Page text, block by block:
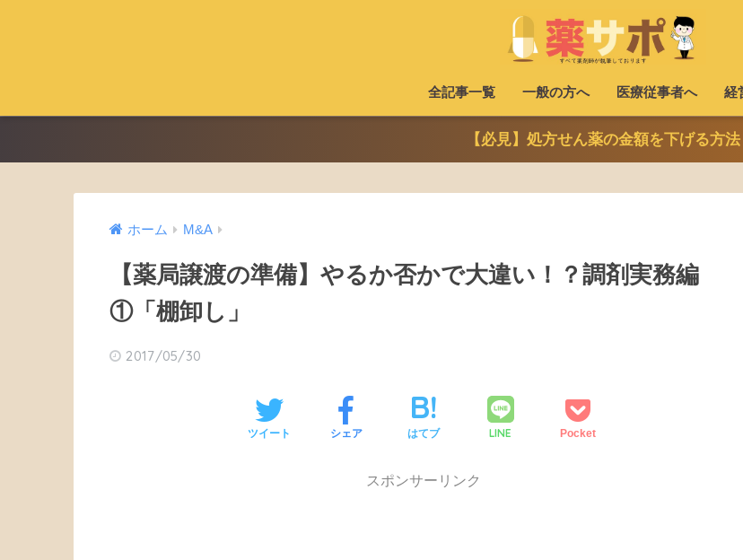
全記事一覧 一般の方へ 医療従事者へ 経
【必見】処方せん薬の金額を下げる方法
ホーム M&A
【薬局譲渡の準備】やるか否かで大違い！？調剤実務編
①「棚卸し」
2017/05/30
ツイート シェア はてブ LINE Pocket
スポンサーリンク